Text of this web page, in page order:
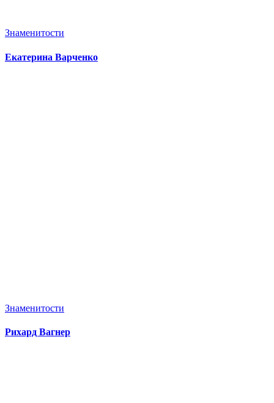
Знаменитости
Екатерина Варченко
Знаменитости
Рихард Вагнер